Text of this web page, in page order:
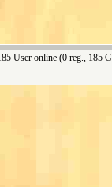
User online (0 reg., 185